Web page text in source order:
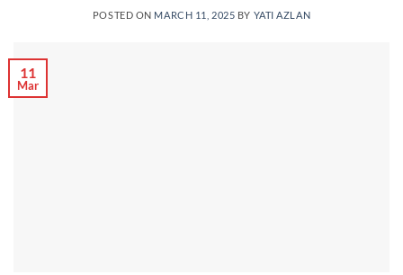
POSTED ON MARCH 11, 2025 BY YATI AZLAN
11
Mar